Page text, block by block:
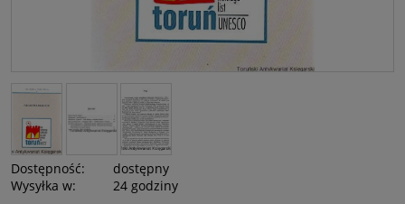
Dostępność:
dostępny
Wysyłka w:
24 godziny